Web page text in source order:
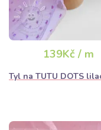
139Kč / m
Tyl na TUTU DOTS